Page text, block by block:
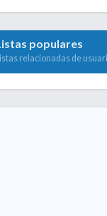
populares
relacionadas de